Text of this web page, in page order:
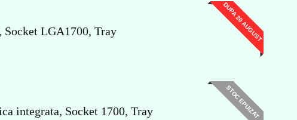
DUPA 20 AUGUST
LGA1700, Tray
STOC EPUIZAT
integrata, Socket 1700, Tray